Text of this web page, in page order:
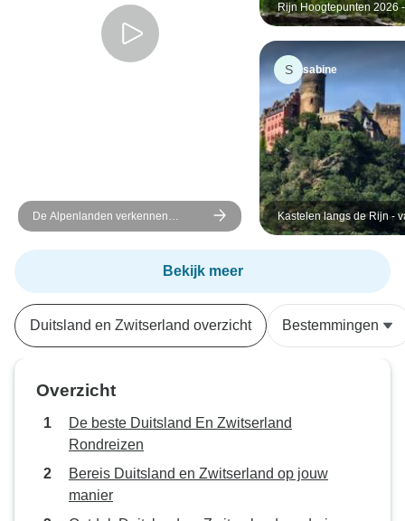
De Alpenlanden verkennen
Oostenrijk – Duitslandagen –
Zwitserlandagen(Wenen naar
Rijn Hoogtepunten 2026
(van Amsterdam naar
S sabine
Kastelen langs de Rijn -
Amsterdam naar Basel -
Bekijk meer
Duitsland en Zwitserland overzicht Bestemmingen
Overzicht
De beste Duitsland En Zwitserland
Rondreizen
Bereis Duitsland en Zwitserland op jouw
manier